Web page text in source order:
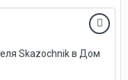
Skazochnikв Дом